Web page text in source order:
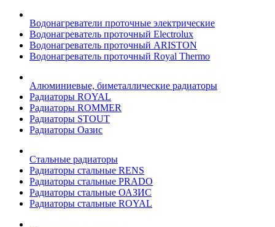
Водонагреватели проточные электрические
Водонагреватель проточный Electrolux
Водонагреватель проточный ARISTON
Водонагреватель проточный Royal Thermo
Алюминиевые, биметаллические радиаторы
Радиаторы ROYAL
Радиаторы ROMMER
Радиаторы STOUT
Радиаторы Оазис
Стальные радиаторы
Радиаторы стальные RENS
Радиаторы стальные PRADO
Радиаторы стальные ОАЗИС
Радиаторы стальные ROYAL